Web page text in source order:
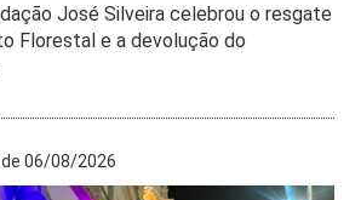
José Silveira celebrou o resgate
Florestal e a devolução do
06/08/2026